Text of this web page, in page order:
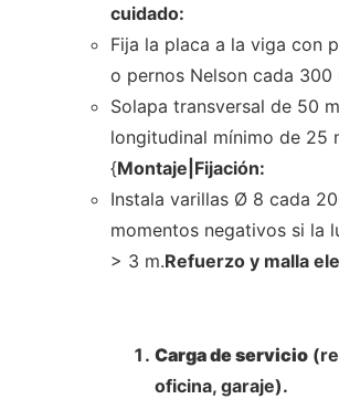
cuidado:
Fija la placa a la viga con
o pernos Nelson cada 300
Solapa transversal de 50
longitudinal mínimo de 25
{Montaje|Fijación:
Instala varillas Ø 8 cada
momentos negativos si la
> 3 m.Refuerzo y malla
Carga de servicio
oficina, garaje).